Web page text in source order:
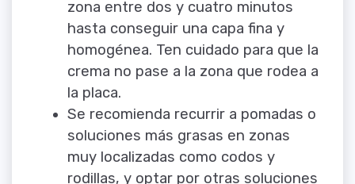
zona entre dos y cuatro minutos
hasta conseguir una capa fina y
homogénea. Ten cuidado para que la
crema no pase a la zona que rodea a
la placa.
Se recomienda recurrir a pomadas o
soluciones más grasas en zonas
muy localizadas como codos y
rodillas, y optar por otras soluciones